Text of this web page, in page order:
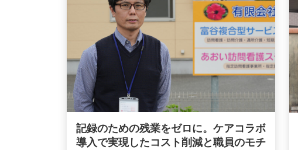
記録のための残業をゼロに。ケアコラボ
導入で実現したコスト削減と職員のモチ